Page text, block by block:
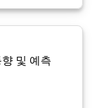
및 예측